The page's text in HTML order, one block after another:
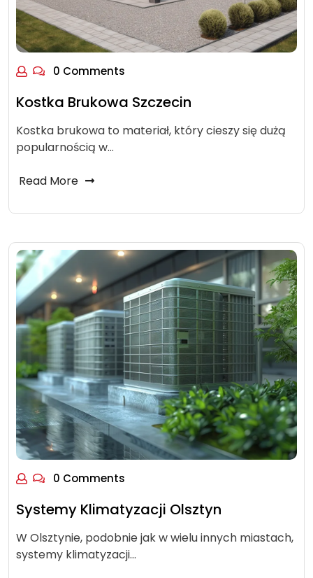
0 Comments
Kostka Brukowa Szczecin
Kostka brukowa to materiał, który cieszy się dużą
popularnością w…
Read More
0 Comments
Systemy Klimatyzacji Olsztyn
W Olsztynie, podobnie jak w wielu innych miastach,
systemy klimatyzacji…